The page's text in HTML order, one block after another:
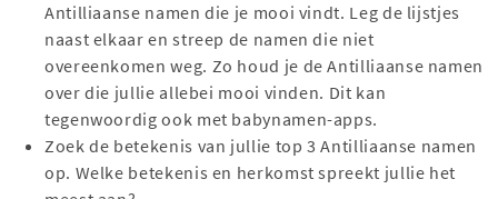
Antilliaanse namen die je mooi vindt. Leg de lijstjes
naast elkaar en streep de namen die niet
overeenkomen weg. Zo houd je de Antilliaanse namen
over die jullie allebei mooi vinden. Dit kan
tegenwoordig ook met babynamen-apps.
Zoek de betekenis van jullie top 3 Antilliaanse namen
op. Welke betekenis en herkomst spreekt jullie het